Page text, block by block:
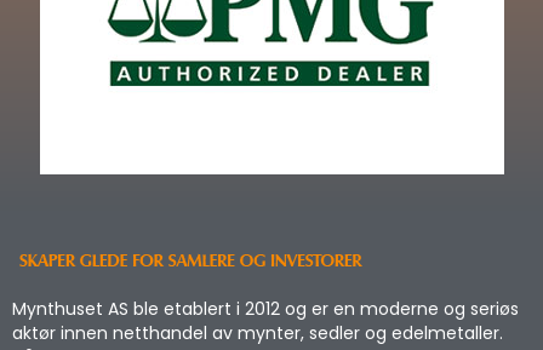
Mynthuset AS ble etablert i 2012 og er en moderne og seriøs
aktør innen netthandel av mynter, sedler og edelmetaller.